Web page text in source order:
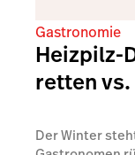
Gastronomie
Heizpilz-
retten
Der Winter